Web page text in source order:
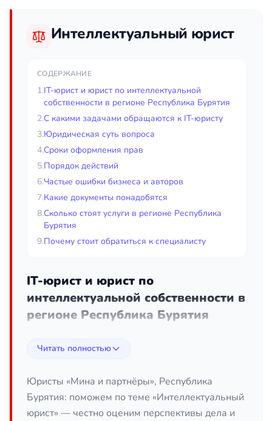
Интеллектуальный юрист
СОДЕРЖАНИЕ
1.IT-юрист и юрист по интеллектуальной
собственности в регионе Республика Бурятия
2.С какими задачами обращаются к IT-юристу
3.Юридическая суть вопроса
4.Сроки оформления прав
5.Порядок действий
6.Частые ошибки бизнеса и авторов
7.Какие документы понадобятся
8.Сколько стоят услуги в регионе Республика
Бурятия
9.Почему стоит обратиться к специалисту
IT-юрист и юрист по
интеллектуальной собственности в
регионе Республика Бурятия
технологии давно перестали быть нишевой темой
сайта, база данных и даже доменное имя
представляют собой реальные активы, которые
приносят доход и требуют защиты. IT-юрист и
Читать полностью
Юристы «Мина и партнёры», Республика
Бурятия: поможем по теме «Интеллектуальный
юрист» — честно оценим перспективы дела и